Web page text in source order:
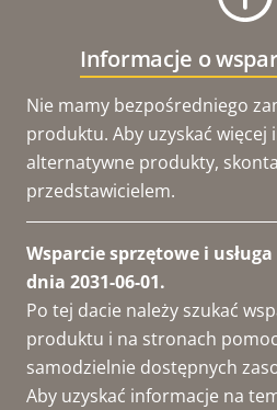
Informacje o
Nie mamy bezpośredniego
produktu. Aby uzyskać więcej
alternatywne produkty,
przedstawicielem.
Wsparcie sprzętowe i
dnia 2031-06-01.
Po tej dacie należy szukać
produktu i na stronach
samodzielnie dostępnych
Aby uzyskać informacje na